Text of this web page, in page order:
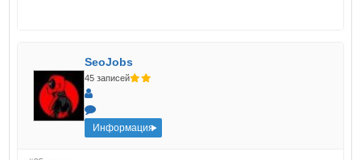
SeoJobs
45 записей
Информация